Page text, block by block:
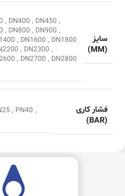
سایز
(MM)
, DN400 , DN450 ,
, DN800 , DN900 ,
, DN1600 , DN1800
, DN2300 ,
, DN2700 , DN2800
فشار کاری
(BAR)
, PN40 ,